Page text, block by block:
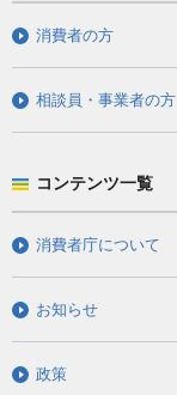
消費者の方
相談員・事業者の方
コンテンツ一覧
消費者庁について
お知らせ
政策